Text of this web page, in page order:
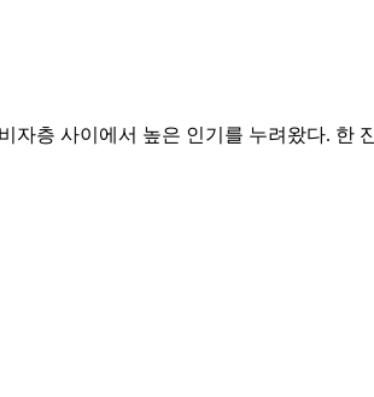
층 사이에서 높은 인기를 누려왔다. 한